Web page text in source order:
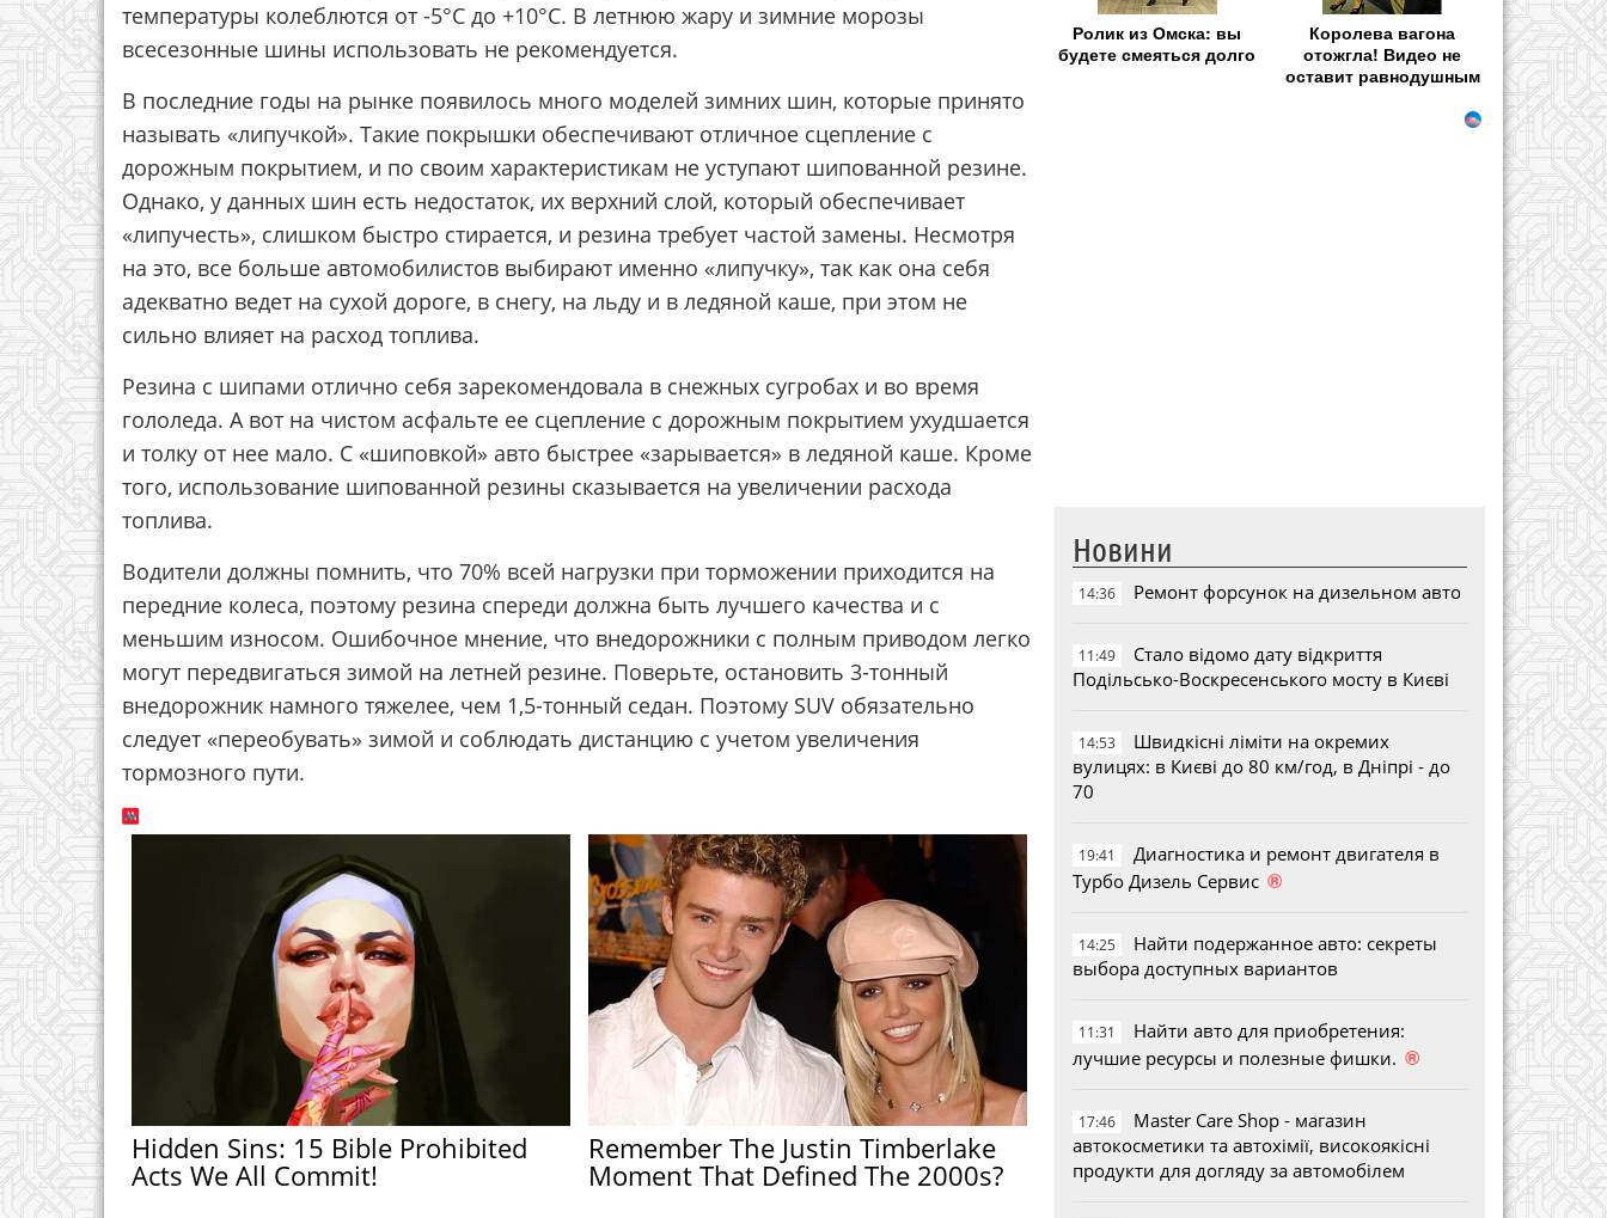
температуры колеблются от -5°C до +10°C. В летнюю жару и зимние морозы
всесезонные шины использовать не рекомендуется.
В последние годы на рынке появилось много моделей зимних шин, которые принято
называть «липучкой». Такие покрышки обеспечивают отличное сцепление с
дорожным покрытием, и по своим характеристикам не уступают шипованной резине.
Однако, у данных шин есть недостаток, их верхний слой, который обеспечивает
«липучесть», слишком быстро стирается, и резина требует частой замены. Несмотря
на это, все больше автомобилистов выбирают именно «липучку», так как она себя
адекватно ведет на сухой дороге, в снегу, на льду и в ледяной каше, при этом не
сильно влияет на расход топлива.
Резина с шипами отлично себя зарекомендовала в снежных сугробах и во время
гололеда. А вот на чистом асфальте ее сцепление с дорожным покрытием ухудшается
и толку от нее мало. С «шиповкой» авто быстрее «зарывается» в ледяной каше. Кроме
того, использование шипованной резины сказывается на увеличении расхода
топлива.
Водители должны помнить, что 70% всей нагрузки при торможении приходится на
передние колеса, поэтому резина спереди должна быть лучшего качества и с
меньшим износом. Ошибочное мнение, что внедорожники с полным приводом легко
могут передвигаться зимой на летней резине. Поверьте, остановить 3-тонный
внедорожник намного тяжелее, чем 1,5-тонный седан. Поэтому SUV обязательно
следует «переобувать» зимой и соблюдать дистанцию с учетом увеличения
тормозного пути.
Hidden Sins: 15 Bible Prohibited
Acts We All Commit!
Remember The Justin Timberlake
Moment That Defined The 2000s?
Ролик из Омска: вы
будете смеяться долго
Королева вагона
отожгла! Видео не
оставит равнодушным
Новини
14:36 Ремонт форсунок на дизельном авто
11:49
Стало відомо дату відкриття
Подільсько-Воскресенського мосту в Києві
14:53
Швидкісні ліміти на окремих
вулицях: в Києві до 80 км/год, в Дніпрі - до
70
19:41
Диагностика и ремонт двигателя в
Турбо Дизель Сервис ®
14:25
Найти подержанное авто: секреты
выбора доступных вариантов
11:31
Найти авто для приобретения:
лучшие ресурсы и полезные фишки. ®
17:46
Master Care Shop - магазин
автокосметики та автохімії, високоякісні
продукти для догляду за автомобілем